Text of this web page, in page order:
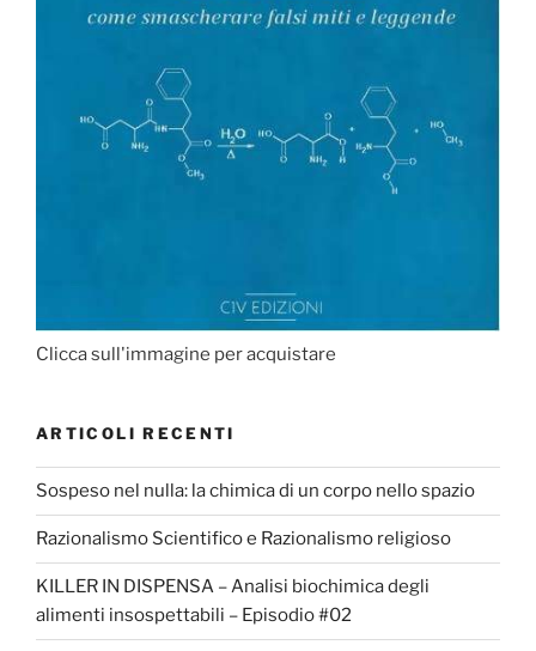
Clicca sull'immagine per acquistare
ARTICOLI RECENTI
Sospeso nel nulla: la chimica di un corpo nello spazio
Razionalismo Scientifico e Razionalismo religioso
KILLER IN DISPENSA – Analisi biochimica degli
alimenti insospettabili – Episodio #02